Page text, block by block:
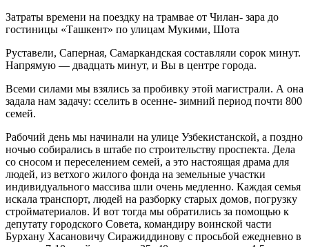
Затраты времени на поездку на трамвае от Чилан- зара до
гостиницы «Ташкент» по улицам Мукими, Шота
Руставели, Саперная, Самаркандская составляли сорок минут.
Напрямую — двадцать минут, и Вы в центре города.
Всеми силами мы взялись за пробивку этой маги­страли. А она
задала нам задачу: сселить в осенне- зимний период почти 800
семей.
Рабочий день мы начинали на улице Узбекистан­ской, а поздно
ночью собирались в штабе по строи­тельству проспекта. Дела
со сносом и переселением семей, а это настоящая драма для
людей, из ветхого жилого фонда на земельные участки
индивидуального массива шли очень медленно. Каждая семья
искала транспорт, людей на разборку старых домов, погрузку
стройматериалов. И вот тогда мы обратились за по­мощью к
депутату городского Совета, командиру во­инской части
Бурхану Хасановичу Сиражиддинову с просьбой ежедневно в